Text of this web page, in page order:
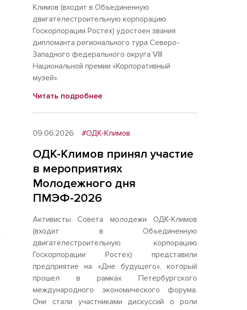
Климов (входит в Объединенную
двигателестроительную корпорацию
Госкорпорации Ростех) удостоен звания
дипломанта регионального тура Северо-
Западного федерального округа VIII
Национальной премии «Корпоративный
музей».
Читать подробнее
09.06.2026 #ОДК-Климов
ОДК-Климов принял участие
в мероприятиях
Молодежного дня
ПМЭФ-2026
Активисты Совета молодежи ОДК-Климов
(входит в Объединенную
двигателестроительную корпорацию
Госкорпорации Ростех) представили
предприятие на «Дне будущего», который
прошел в рамках Петербургского
международного экономического форума.
Они стали участниками дискуссий о роли